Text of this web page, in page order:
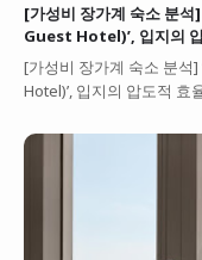
[가성비 장가계 숙소 분
Guest Hotel)’, 입지의
[가성비 장가계 숙소 분석
Hotel)’, 입지의 압도적